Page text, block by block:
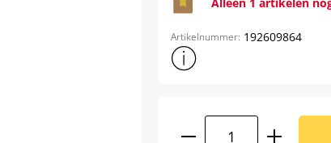
Artikelnummer: 192609864
Toon meer productinformatie